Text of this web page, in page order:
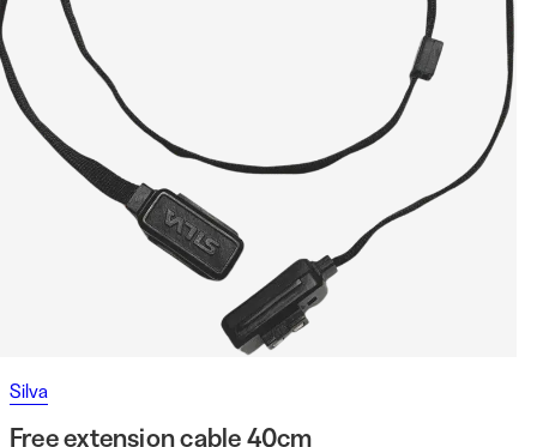
Silva
Free extension cable 40cm